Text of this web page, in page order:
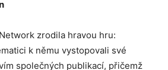
zrodila hravou hru:
k němu vystopovali své
společných publikací, přičemž